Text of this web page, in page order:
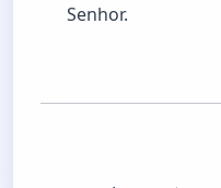
Senhor.